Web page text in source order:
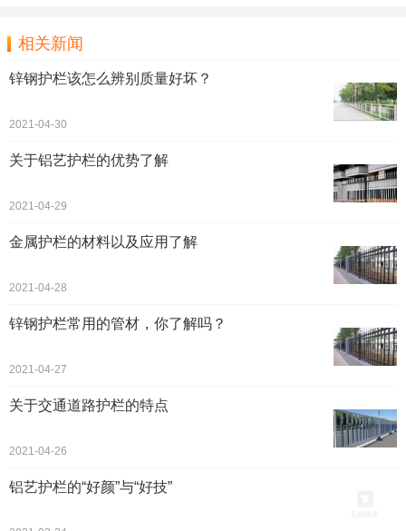
相关新闻
锌钢护栏该怎么辨别质量好坏？
2021-04-30
关于铝艺护栏的优势了解
2021-04-29
金属护栏的材料以及应用了解
2021-04-28
锌钢护栏常用的管材，你了解吗？
2021-04-27
关于交通道路护栏的特点
2021-04-26
铝艺护栏的“好颜”与“好技”